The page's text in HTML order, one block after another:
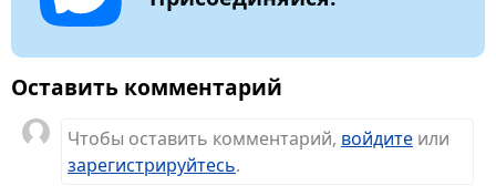
Оставить комментарий
Чтобы оставить комментарий, войдите или
зарегистрируйтесь.